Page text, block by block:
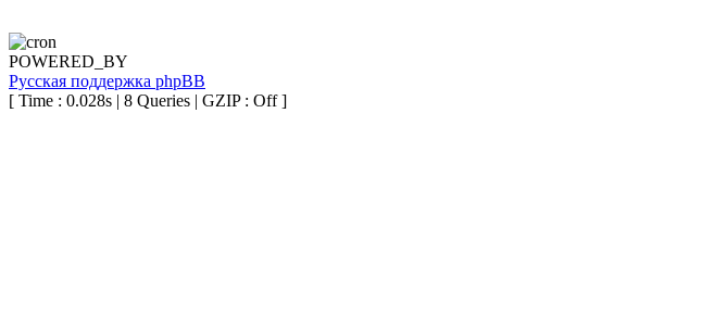
POWERED_BY
Русская поддержка phpBB
[ Time : 0.028s | 8 Queries | GZIP : Off ]